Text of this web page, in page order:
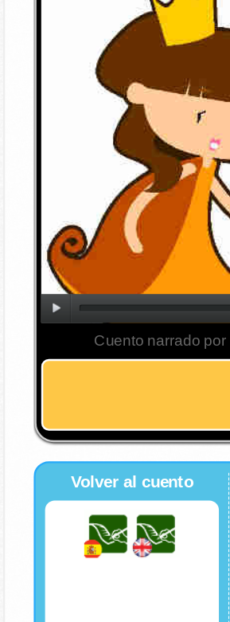
Cuento narrado por
Volver al cuento